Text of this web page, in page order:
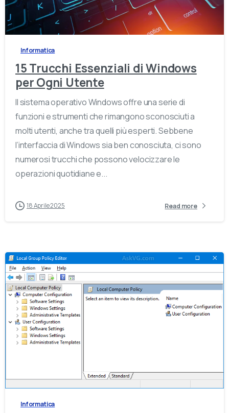
Informatica
15 Trucchi Essenziali di Windows
per Ogni Utente
Il sistema operativo Windows offre una serie di
funzioni e strumenti che rimangono sconosciuti a
molti utenti, anche tra quelli più esperti. Sebbene
l’interfaccia di Windows sia ben conosciuta, ci sono
numerosi trucchi che possono velocizzare le
operazioni quotidiane e...
18 Aprile 2025 Read more
Informatica